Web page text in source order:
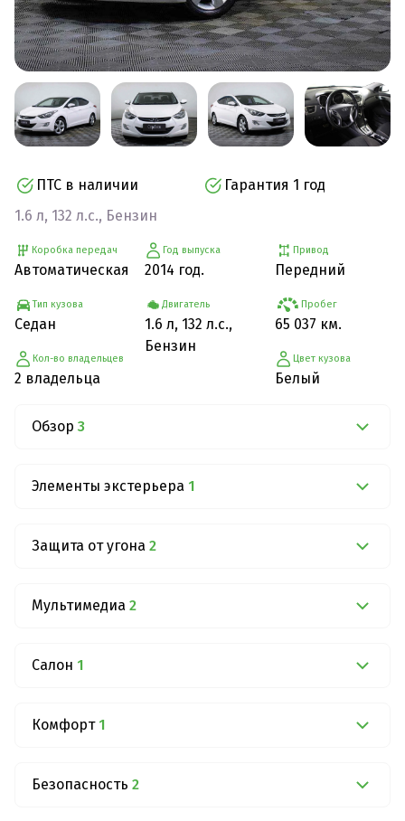
ПТС в наличии
Гарантия 1 год
1.6 л, 132 л.с., Бензин
Коробка передач
Автоматическая
Тип кузова
Седан
Кол-во владельцев
2 владельца
Год выпуска
2014 год.
Двигатель
1.6 л, 132 л.с.,
Бензин
Привод
Передний
Пробег
65 037 км.
Цвет кузова
Белый
Обзор 3
Элементы экстерьера 1
Защита от угона 2
Мультимедиа 2
Салон 1
Комфорт 1
Безопасность 2